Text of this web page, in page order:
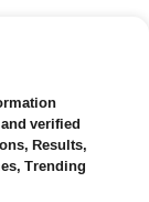
verified
Results,
Trending